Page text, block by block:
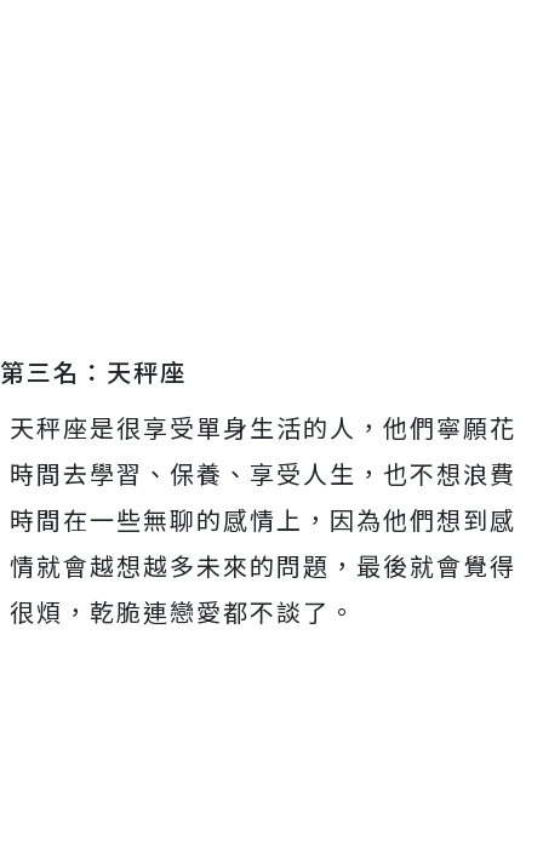
第三名：天秤座
天秤座是很享受單身生活的人，他們寧願花
時間去學習、保養、享受人生，也不想浪費
時間在一些無聊的感情上，因為他們想到感
情就會越想越多未來的問題，最後就會覺得
很煩，乾脆連戀愛都不談了。